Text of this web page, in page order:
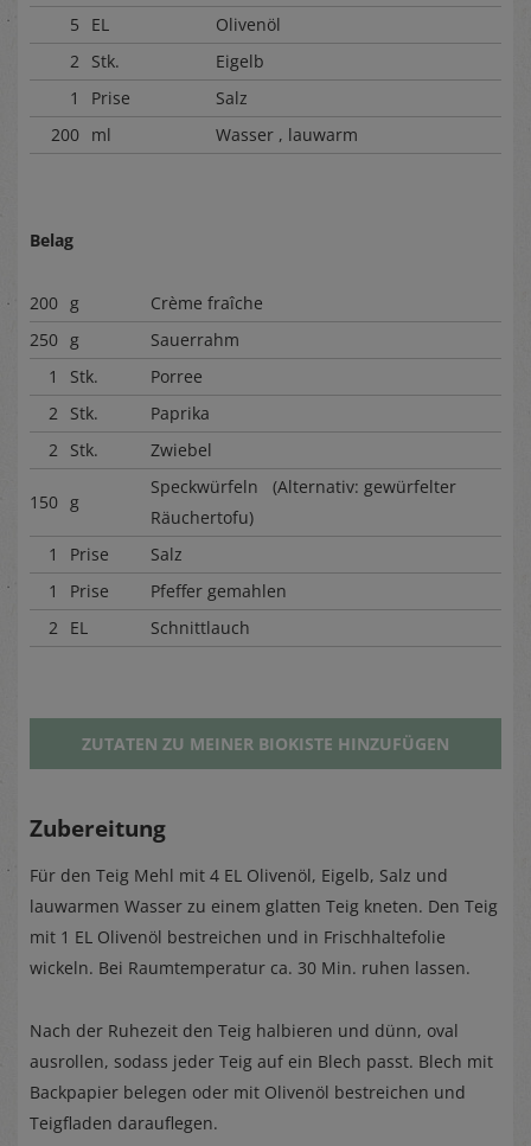
5
EL
Olivenöl
2 Stk.
Eigelb
1
Prise
Salz
200 ml Wasser , lauwarm
Belag
200 g
Crème fraîche
250 g
Sauerrahm
1
Stk.
Porree
2 Stk.
Paprika
2 Stk. Zwiebel
150 g
Speckwürfeln (Alternativ: gewürfelter
Räuchertofu)
1
Prise
Salz
1
Prise
Pfeffer gemahlen
2 EL Schnittlauch
ZUTATEN ZU MEINER BIOKISTE HINZUFÜGEN
Zubereitung
Für den Teig Mehl mit 4 EL Olivenöl, Eigelb, Salz und
lauwarmen Wasser zu einem glatten Teig kneten. Den Teig
mit 1 EL Olivenöl bestreichen und in Frischhaltefolie
wickeln. Bei Raumtemperatur ca. 30 Min. ruhen lassen.
Nach der Ruhezeit den Teig halbieren und dünn, oval
ausrollen, sodass jeder Teig auf ein Blech passt. Blech mit
Backpapier belegen oder mit Olivenöl bestreichen und
Teigfladen darauflegen.